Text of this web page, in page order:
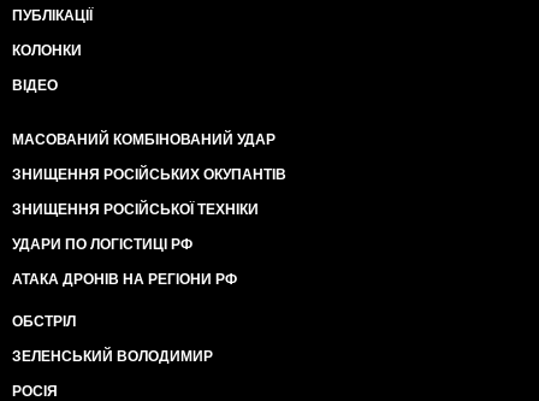
ПУБЛІКАЦІЇ
КОЛОНКИ
ВІДЕО
МАСОВАНИЙ КОМБІНОВАНИЙ УДАР
ЗНИЩЕННЯ РОСІЙСЬКИХ ОКУПАНТІВ
ЗНИЩЕННЯ РОСІЙСЬКОЇ ТЕХНІКИ
УДАРИ ПО ЛОГІСТИЦІ РФ
АТАКА ДРОНІВ НА РЕГІОНИ РФ
ОБСТРІЛ
ЗЕЛЕНСЬКИЙ ВОЛОДИМИР
РОСІЯ